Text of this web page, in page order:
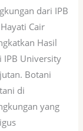
dari IPB
Cair
Hasil
IPB University
Botani
di
yang